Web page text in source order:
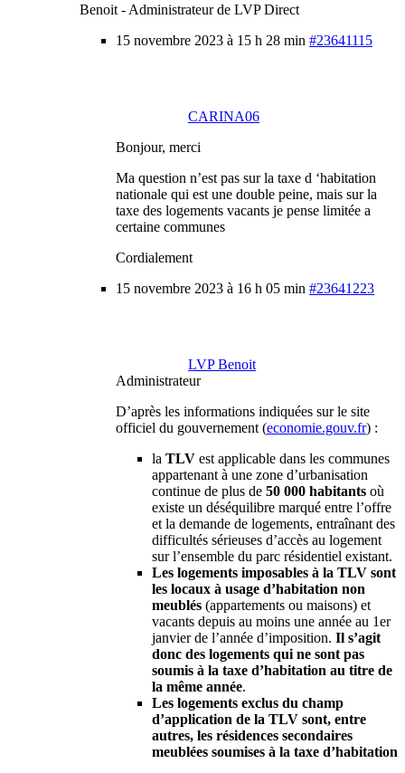
Benoit - Administrateur de LVP Direct
15 novembre 2023 à 15 h 28 min #23641115
CARINA06
Bonjour, merci
Ma question n’est pas sur la taxe d ‘habitation
nationale qui est une double peine, mais sur la
taxe des logements vacants je pense limitée a
certaine communes
Cordialement
15 novembre 2023 à 16 h 05 min #23641223
LVP Benoit
Administrateur
D’après les informations indiquées sur le site
officiel du gouvernement (economie.gouv.fr) :
la TLV est applicable dans les communes
appartenant à une zone d’urbanisation
continue de plus de 50 000 habitants où
existe un déséquilibre marqué entre l’offre
et la demande de logements, entraînant des
difficultés sérieuses d’accès au logement
sur l’ensemble du parc résidentiel existant.
Les logements imposables à la TLV sont
les locaux à usage d’habitation non
meublés (appartements ou maisons) et
vacants depuis au moins une année au 1er
janvier de l’année d’imposition. Il s’agit
donc des logements qui ne sont pas
soumis à la taxe d’habitation au titre de
la même année.
Les logements exclus du champ
d’application de la TLV sont, entre
autres, les résidences secondaires
meublées soumises à la taxe d’habitation